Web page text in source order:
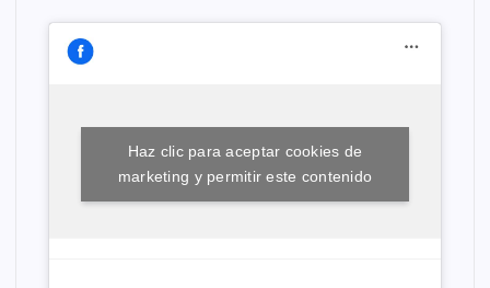
Haz clic para aceptar cookies de
marketing y permitir este contenido